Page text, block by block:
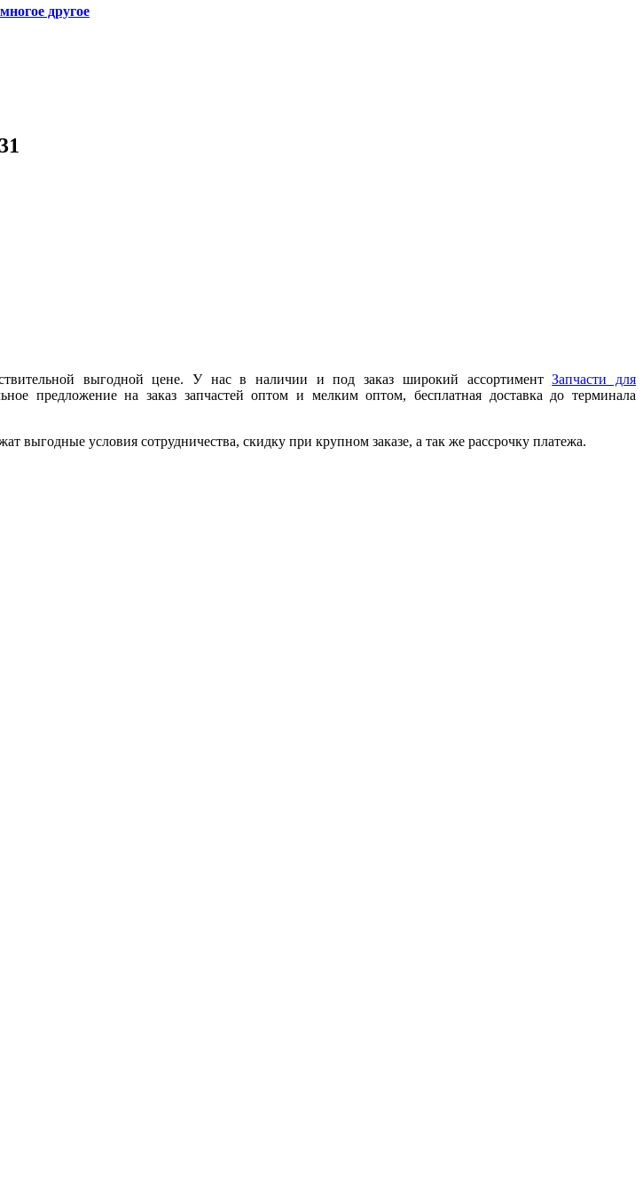
другое
выгодной цене. У нас в наличии и под заказ широкий ассортиментЗапчасти для
предложение на заказ запчастей оптом и мелким оптом, бесплатная доставка до терминала
выгодные условия сотрудничества, скидку при крупном заказе, а так же рассрочку платежа.